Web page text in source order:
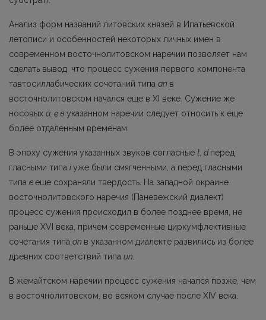
Анализ форм названий литовских князей в Ипатьевской
летописи и особенностей не­которых личных имен в
современном восточнолитовском наречии позволяет нам
сделать вывод, что процесс сужения первого компонента
тавтосиллабических сочетаний типа an в
восточнолитовском начался еще в XI веке. Сужение же
носовых a, ę в указанном наре­чии следует относить к еще
более отдаленным временам.
В эпоху сужения указанных звуков согласные t, dперед
гласными типа iуже были смягченными, а перед гласными
типа eеще сохраняли твердость. На западной окраине
восточнолитовского наречия (Паневежский диалект)
процесс су­жения происходил в более позднее время, не
раньше XVI века, причем современные циркумфлективные
сочетания типа on в указанном диалекте развились из более
древних соответс­твий типа un.
В жемайтском наречии процесс сужения начался позже, чем
в восточнолитовском, во всяком случае после XIV века.